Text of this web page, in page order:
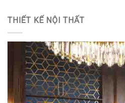
THIẾT KẾ NỘI THẤT